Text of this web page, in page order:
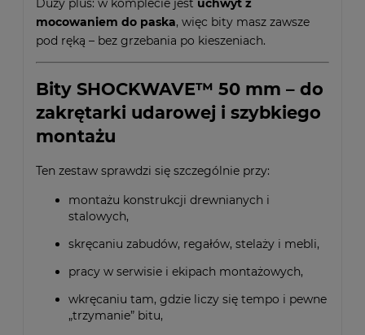
mocowaniem do paska, więc bity masz zawsze
pod ręką – bez grzebania po kieszeniach.
Bity SHOCKWAVE™ 50 mm – do
zakrętarki udarowej i szybkiego
montażu
Ten zestaw sprawdzi się szczególnie przy:
montażu konstrukcji drewnianych i
stalowych,
skręcaniu zabudów, regałów, stelaży i mebli,
pracy w serwisie i ekipach montażowych,
wkręcaniu tam, gdzie liczy się tempo i pewne
„trzymanie” bitu,